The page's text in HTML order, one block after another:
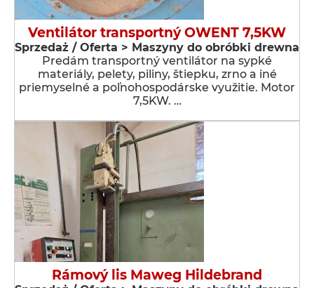
Ventilátor transportný OWENT 7,5KW
Sprzedaż / Oferta > Maszyny do obróbki drewna
Predám transportný ventilátor na sypké
materiály, pelety, piliny, štiepku, zrno a iné
priemyselné a poľnohospodárske využitie. Motor
7,5KW. …
Rámový lis Maweg Hildebrand